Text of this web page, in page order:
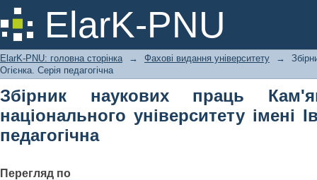
ElarK-PNU
Збірник наукових праць Кам'янець-
імені Івана Огієнка. Серія
ElarK-PNU: головна сторінка → Фахові видання університету →
Огієнка. Серія педагогічна
Збірник наукових праць
національного університету імені
педагогічна
Перегляд по